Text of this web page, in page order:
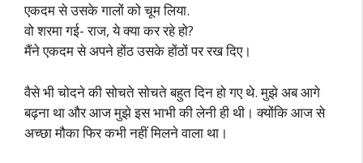
एकदम से उसके गालों को चूम लिया.
वो शरमा गई- राज, ये क्या कर रहे हो?
मैंने एकदम से अपने होंठ उसके होंठों पर रख दिए।
वैसे भी चोदने की सोचते सोचते बहुत दिन हो गए थे. मुझे अब आगे
बढ़ना था और आज मुझे इस भाभी की लेनी ही थी। क्योंकि आज से
अच्छा मौका फिर कभी नहीं मिलने वाला था।